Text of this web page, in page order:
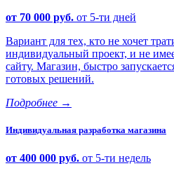
от 70 000 руб. от 5-ти дней
Вариант для тех, кто не хочет
индивидуальный проект, и не
сайту. Магазин, быстро
готовых решений.
Подробнее →
Индивидуальная разработка магазина
от 400 000 руб. от 5-ти недель